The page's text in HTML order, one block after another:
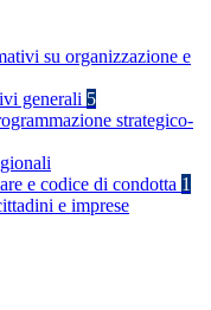
su organizzazione e
generali 5
strategico-
e codice di condotta 1
e imprese